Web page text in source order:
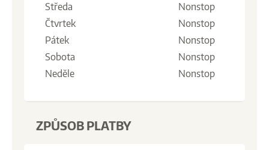
Středa
Nonstop
Čtvrtek
Nonstop
Pátek
Nonstop
Sobota
Nonstop
Neděle
Nonstop
ZPŮSOB PLATBY